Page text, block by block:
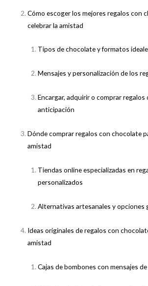
Cómo escoger los mejores regalos con
celebrar la amistad
Tipos de chocolate y formatos
Mensajes y personalización de los
Encargar, adquirir o comprar
anticipación
Dónde comprar regalos con chocolate
amistad
Tiendas online especializadas en
personalizados
Alternativas artesanales y opciones
Ideas originales de regalos con
amistad
Cajas de bombones con mensajes